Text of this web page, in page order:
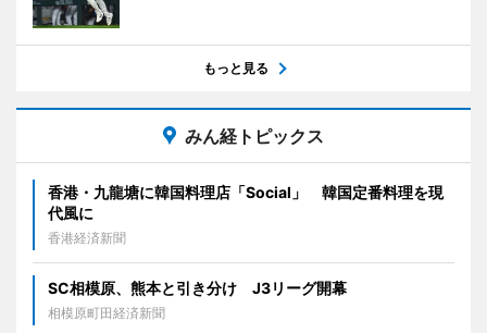
もっと見る
みん経トピックス
香港・九龍塘に韓国料理店「Social」 韓国定番料理を現
代風に
香港経済新聞
SC相模原、熊本と引き分け J3リーグ開幕
相模原町田経済新聞